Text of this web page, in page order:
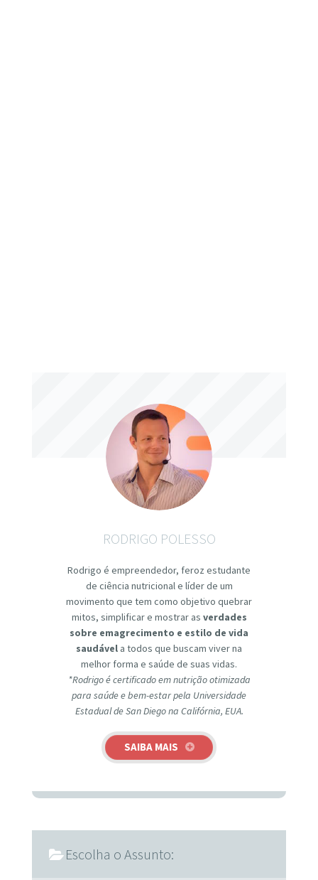
RODRIGO POLESSO
Rodrigo é empreendedor, feroz estudante
de ciência nutricional e líder de um
movimento que tem como objetivo quebrar
mitos, simplificar e mostrar as verdades
sobre emagrecimento e estilo de vida
saudável a todos que buscam viver na
melhor forma e saúde de suas vidas.
*Rodrigo é certificado em nutrição otimizada
para saúde e bem-estar pela Universidade
Estadual de San Diego na Califórnia, EUA.
SAIBA MAIS
Escolha o Assunto: